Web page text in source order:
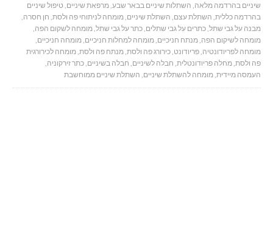
שיניים בהרדמה מלאה, השתלות שיניים בבאר שבע,מרפאת שיניים, טיפול שיניים
בהרדמה כללית, השתלת עצם, השתלת שיניים,מומחה לניתוחי פה ולסת, חן חסרה,
מבנה על גבי שתל,כתרים על גבי שתלים,כתר על גבי שתל,מומחה לשקום הפה,
מומחה לשיקום הפה,מנתח חניכיים,מומחה למחלות חניכיים,מומחה חניכיים,
מומחה לפריודונטיה,פריודונט,כירורג פה ולסת,מנתח פה ולסת,מומחה לכירורגית
פה ולסת,מחלה פריודונטלית, חבלה לשיניים, חבלה בשיניים,כתר זירקוניה,
העמסה מיידית,מומחה להשתלת שיניים, השתלת שיניים ממוחשבת